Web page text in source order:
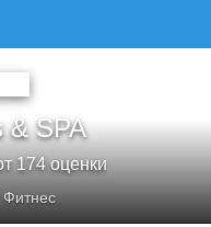
& SPA
174 оценки